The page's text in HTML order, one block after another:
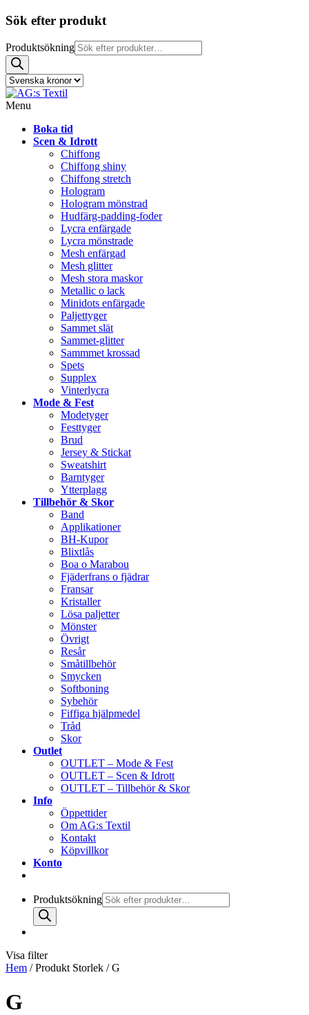
Sök efter produkt
Produktsökning
Menu
Boka tid
Scen & Idrott
Chiffong
Chiffong shiny
Chiffong stretch
Hologram
Hologram mönstrad
Hudfärg-padding-foder
Lycra enfärgade
Lycra mönstrade
Mesh enfärgad
Mesh glitter
Mesh stora maskor
Metallic o lack
Minidots enfärgade
Paljettyger
Sammet slät
Sammet-glitter
Sammmet krossad
Spets
Supplex
Vinterlycra
Mode & Fest
Modetyger
Festtyger
Brud
Jersey & Stickat
Sweatshirt
Barntyger
Ytterplagg
Tillbehör & Skor
Band
Applikationer
BH-Kupor
Blixtlås
Boa o Marabou
Fjäderfrans o fjädrar
Fransar
Kristaller
Lösa paljetter
Mönster
Övrigt
Resår
Småtillbehör
Smycken
Softboning
Sybehör
Fiffiga hjälpmedel
Tråd
Skor
Outlet
OUTLET – Mode & Fest
OUTLET – Scen & Idrott
OUTLET – Tillbehör & Skor
Info
Öppettider
Om AG:s Textil
Kontakt
Köpvillkor
Konto
Produktsökning
Visa filter
Hem / Produkt Storlek / G
G